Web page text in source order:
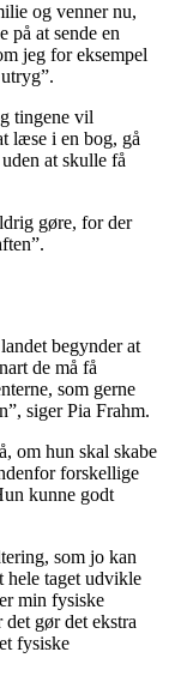
og venner nu,
på at sende en
jeg for eksempel
tingene vil
læse i en bog, gå
at skulle få
gøre, for der
begynder at
de må få
som gerne
siger Pia Frahm.
om hun skal skabe
forskellige
kunne godt
som jo kan
hele taget udvikle
min fysiske
gør det ekstra
fysiske